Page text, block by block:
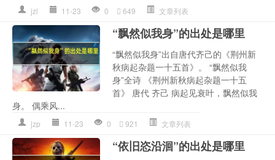
jzl 11-23 0 649 文章列表
“飘然似我身”的出处是哪里
“飘然似我身”出自唐代齐己的《荆州新
秋病起杂题一十五首》。 “飘然似我
身”全诗 《荆州新秋病起杂题一十五
首》 唐代 齐己 病起见衰叶，飘然似我
身。 偶乘风...
jzp 11-23 0 921 文章列表
“依旧恣沿洄”的出处是哪里